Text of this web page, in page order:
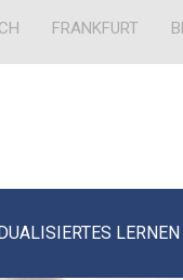
FRANKFURT
LERNEN